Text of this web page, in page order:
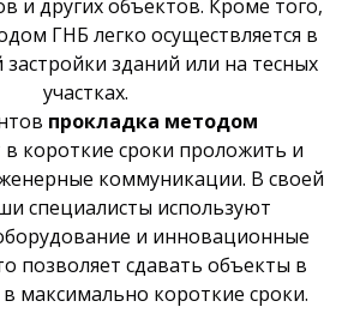
и других объектов. Кроме того,
ГНБ легко осуществляется в
застройки зданий или на тесных
участках.
прокладка методом
в короткие сроки проложить и
коммуникации. В своей
специалисты используют
и инновационные
позволяет сдавать объекты в
максимально короткие сроки.